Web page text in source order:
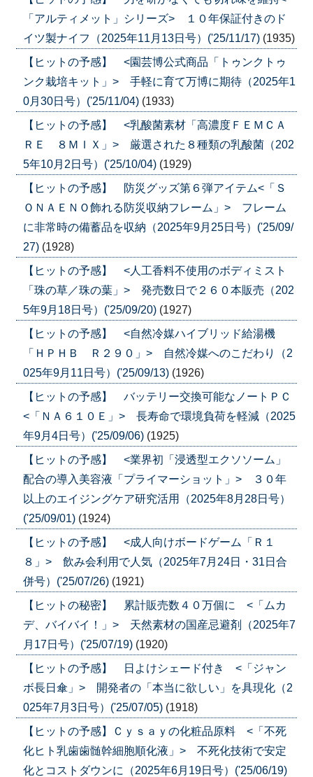
「アルティメット」シリーズ> １０年保証付きのド
イツ製ナイフ（2025年11月13日号）('25/11/17) (1935)
【ヒットの予感】 <園芸博公式商品「トゥンクトゥ
ンク栽培キット」> 手軽に育て万博に期待（2025年1
0月30日号）('25/11/04) (1933)
【ヒットの予感】 <乳酸菌素材「高濃度ＦＥＭＣＡ
ＲＥ ８ＭＩＸ」> 厳選された８種類の乳酸菌（202
5年10月2日号）('25/10/04) (1929)
【ヒットの予感】 防災グッズ第６弾アイテム<「Ｓ
ＯＮＡＥＮＯ飾れる防災収納フレーム」> フレーム
に非常時の備蓄品を収納（2025年9月25日号）('25/09/
27) (1928)
【ヒットの予感】 <人工香料不使用のボディミスト
「珠の草／珠の葉」> 発売数日で２６０本販売（202
5年9月18日号）('25/09/20) (1927)
【ヒットの予感】 <自然冷媒ハイブリッド給湯機
「ＨＰＨＢ Ｒ２９０」> 自然冷媒へのこだわり（2
025年9月11日号）('25/09/13) (1926)
【ヒットの予感】 バッテリー交換可能なノートＰＣ
<「ＮＡ６１０Ｅ」> 長寿命で環境負荷を軽減（2025
年9月4日号）('25/09/06) (1925)
【ヒットの予感】 <業界初「浸透型エクソソーム」
配合の導入美容液「プライマーショット」> ３０年
以上のエイジングケア研究活用（2025年8月28日号）
('25/09/01) (1924)
【ヒットの予感】 <成人向けボードゲーム「Ｒ１
８」> 飲み会利用で人気（2025年7月24日・31日合
併号）('25/07/26) (1921)
【ヒットの秘密】 累計販売数４０万個に <「ムカ
デ、バイバイ！」> 天然素材の国産忌避剤（2025年7
月17日号）('25/07/19) (1920)
【ヒットの予感】 日よけシェード付き <「ジャン
ボ長日傘」> 開発者の「本当に欲しい」を具現化（2
025年7月3日号）('25/07/05) (1918)
【ヒットの予感】Ｃｙｓａｙの化粧品原料 <「不死
化ヒト乳歯歯髄幹細胞順化液」> 不死化技術で安定
化とコストダウンに（2025年6月19日号）('25/06/19)